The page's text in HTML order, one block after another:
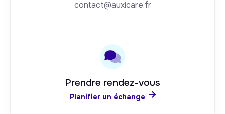
contact@auxicare.fr
Prendre rendez-vous
Planifier un échange 